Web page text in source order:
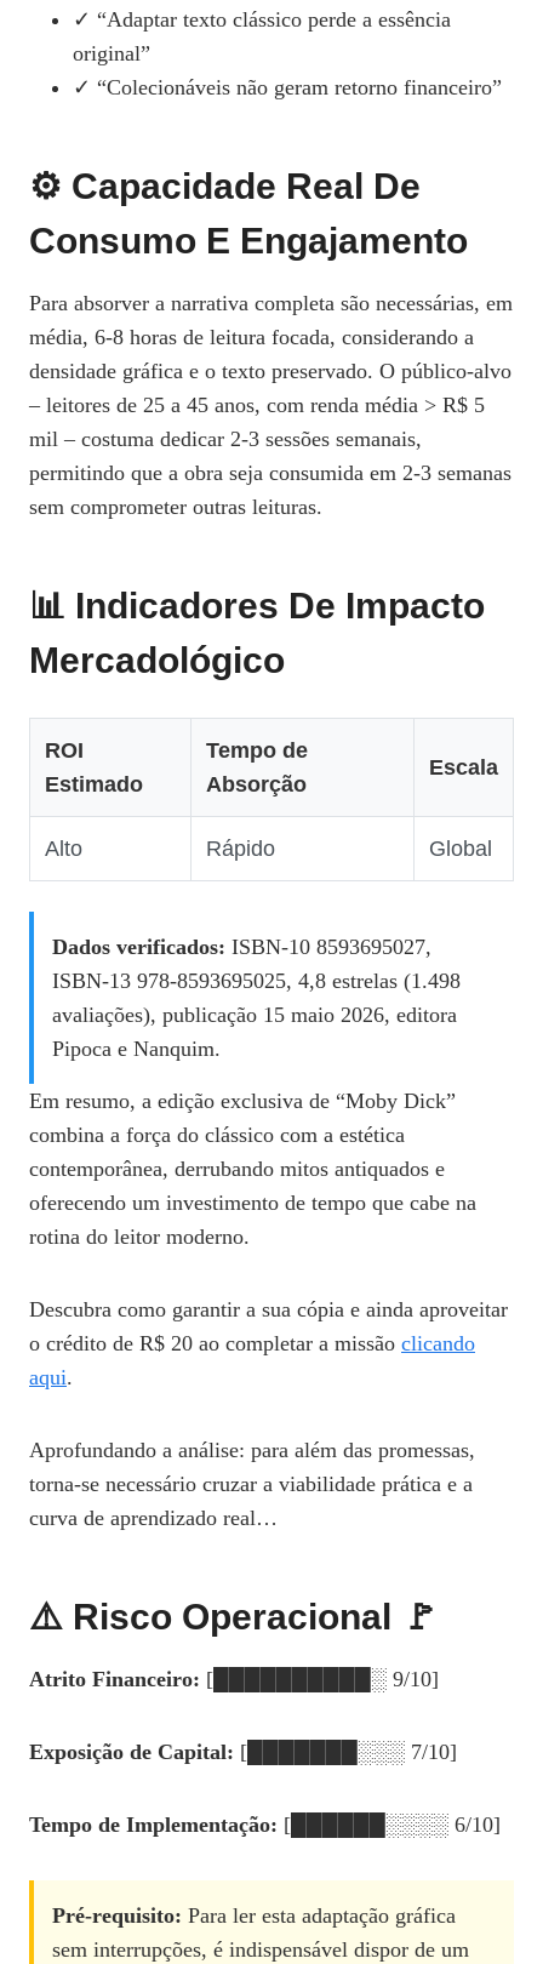
✓ “Adaptar texto clássico perde a essência
original”
✓ “Colecionáveis não geram retorno financeiro”
⚙️ Capacidade Real De
Consumo E Engajamento
Para absorver a narrativa completa são necessárias, em
média, 6‑8 horas de leitura focada, considerando a
densidade gráfica e o texto preservado. O público‑alvo
– leitores de 25 a 45 anos, com renda média > R$ 5
mil – costuma dedicar 2‑3 sessões semanais,
permitindo que a obra seja consumida em 2‑3 semanas
sem comprometer outras leituras.
📊 Indicadores De Impacto
Mercadológico
ROI
Estimado
Tempo de
Absorção
Escala
Alto Rápido Global
Dados verificados: ISBN‑10 8593695027,
ISBN‑13 978‑8593695025, 4,8 estrelas (1.498
avaliações), publicação 15 maio 2026, editora
Pipoca e Nanquim.
Em resumo, a edição exclusiva de “Moby Dick”
combina a força do clássico com a estética
contemporânea, derrubando mitos antiquados e
oferecendo um investimento de tempo que cabe na
rotina do leitor moderno.
Descubra como garantir a sua cópia e ainda aproveitar
o crédito de R$ 20 ao completar a missão clicando
aqui.
Aprofundando a análise: para além das promessas,
torna-se necessário cruzar a viabilidade prática e a
curva de aprendizado real…
⚠️ Risco Operacional 🚩
Atrito Financeiro: [██████████░ 9/10]
Exposição de Capital: [███████░░░ 7/10]
Tempo de Implementação: [██████░░░░ 6/10]
Pré‑requisito: Para ler esta adaptação gráfica
sem interrupções, é indispensável dispor de um